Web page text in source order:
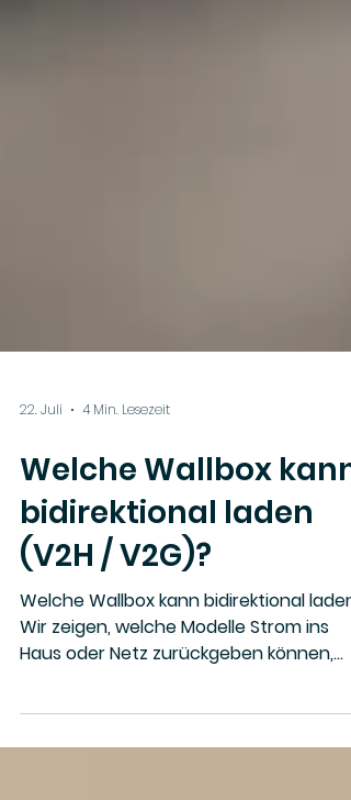
22. Juli 4 Min. Lesezeit
Welche Wallbox kann
bidirektional laden
(V2H / V2G)?
Welche Wallbox kann bidirektional
Haus oder Netz zurückgeben können,